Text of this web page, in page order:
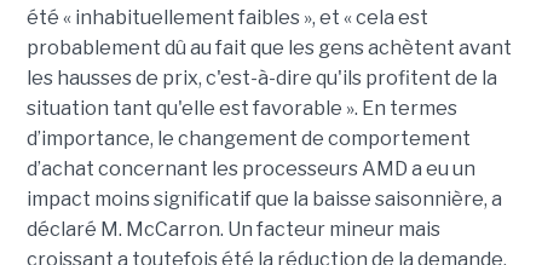
été « inhabituellement faibles », et « cela est
probablement dû au fait que les gens achètent avant
les hausses de prix, c'est-à-dire qu'ils profitent de la
situation tant qu'elle est favorable ». En termes
d’importance, le changement de comportement
d’achat concernant les processeurs AMD a eu un
impact moins significatif que la baisse saisonnière, a
déclaré M. McCarron. Un facteur mineur mais
croissant a toutefois été la réduction de la demande,